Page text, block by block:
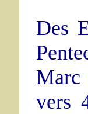
Des
Marc
vers